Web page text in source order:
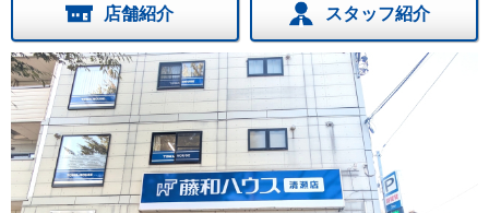
店舗紹介 スタッフ紹介